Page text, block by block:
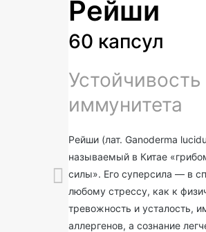
Рейши
60 капсул
иммунитета
Рейши (лат. Ganoderma
называемый в Китае
силы». Его суперсила — в
любому стрессу, как к
тревожность и усталость,
аллергенов, а сознание